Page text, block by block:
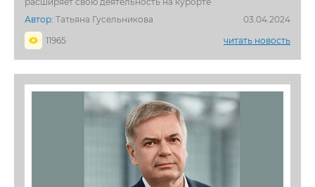
Автор: Татьяна Гусельникова
03.04.2024
11965
читать новость